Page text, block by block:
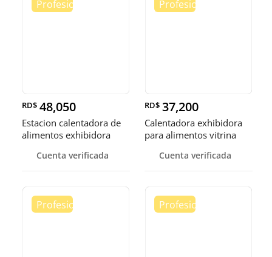
RD$ 48,050
Estacion calentadora de
alimentos exhibidora
Cuenta verificada
RD$ 37,200
Calentadora exhibidora
para alimentos vitrina
Cuenta verificada